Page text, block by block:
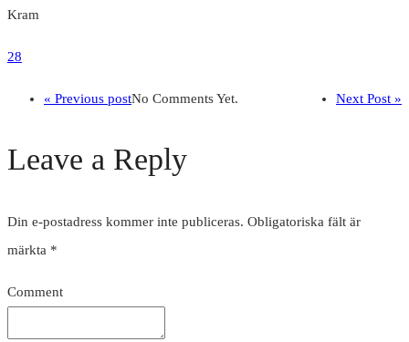
Kram
28
« Previous post Next Post »
No Comments Yet.
Leave a Reply
Din e-postadress kommer inte publiceras. Obligatoriska fält är
märkta *
Comment